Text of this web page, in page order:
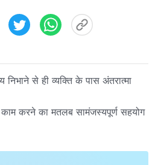
निभाने से ही व्यक्ति के पास अंतरात्मा
करने का मतलब सामंजस्यपूर्ण सहयोग